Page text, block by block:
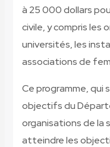
à 25 000 dollars
civile, y compris les
universités, les
associations de
Ce programme, qui
objectifs du
organisations de la
atteindre les